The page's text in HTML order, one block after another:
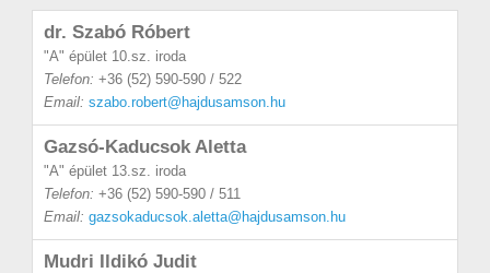
dr. Szabó Róbert
"A" épület 10.sz. iroda
Telefon: +36 (52) 590-590 / 522
Email: szabo.robert@hajdusamson.hu
Gazsó-Kaducsok Aletta
"A" épület 13.sz. iroda
Telefon: +36 (52) 590-590 / 511
Email: gazsokaducsok.aletta@hajdusamson.hu
Mudri Ildikó Judit